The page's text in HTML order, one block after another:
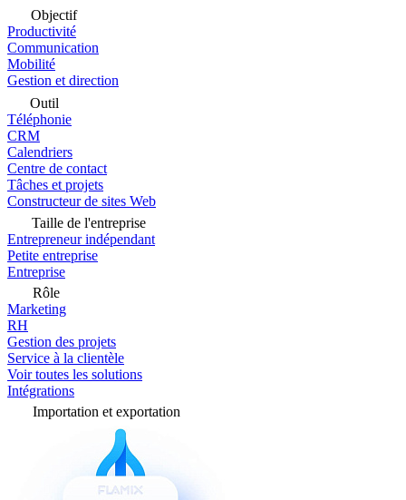
Objectif
Productivité
Communication
Mobilité
Gestion et direction
Outil
Téléphonie
CRM
Calendriers
Centre de contact
Tâches et projets
Constructeur de sites Web
Taille de l'entreprise
Entrepreneur indépendant
Petite entreprise
Entreprise
Rôle
Marketing
RH
Gestion des projets
Service à la clientèle
Voir toutes les solutions
Intégrations
Importation et exportation